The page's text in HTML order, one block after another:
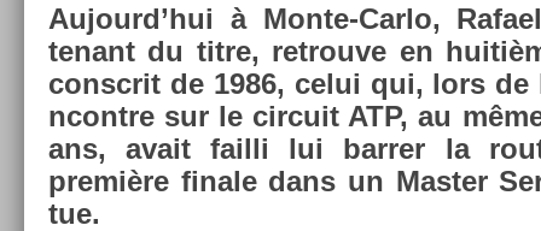
Aujourd’hui à Monte-Carlo,
tenant du titre, retro­uve en
con­scrit de 1986, celui qui, lors
ncontre sur le cir­cuit ATP, au
ans, avait fail­li lui barr­er la
première fin­ale dans un Mast­er
tue.